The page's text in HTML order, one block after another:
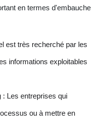
en termes d'embauche
est très recherché par les
informations exploitables
: Les entreprises qui
ou à mettre en